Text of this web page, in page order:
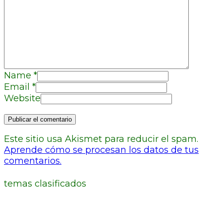
Name *
Email *
Website
Este sitio usa Akismet para reducir el spam.
Aprende cómo se procesan los datos de tus
comentarios.
temas clasificados